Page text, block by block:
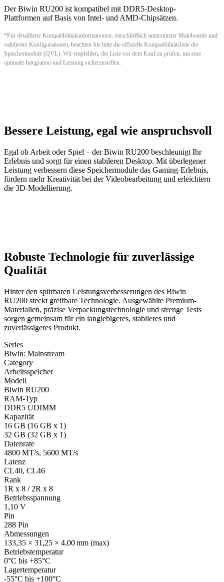
Der Biwin RU200 ist kompatibel mit DDR5-Desktop-
Plattformen auf Basis von Intel- und AMD-Chipsätzen.
*Für detaillierte Kompatibilitätsinformationen, einschließlich unterstützter Mainboards und
validierter Konfigurationen, beachten Sie bitte die offizielle Kompatibilitätsliste der
Speichermodule (QVL). Wir empfehlen, die Liste vor dem Kauf zu prüfen, um eine
optimale Integration und Leistung sicherzustellen.
Bessere Leistung, egal wie anspruchsvoll
Egal ob Arbeit oder Spiel – der Biwin RU200 beschleunigt Ihr
Erlebnis und sorgt für einen stabileren Desktop. Mit überlegener
Leistung verbessern diese Speichermodule das Gaming-Erlebnis,
fördern mehr Kreativität bei der Videobearbeitung und erleichtern
die 3D-Modellierung.
Robuste Technologie für zuverlässige
Qualität
Hinter den spürbaren Leistungsverbesserungen des Biwin
RU200 steckt greifbare Technologie. Ausgewählte Premium-
Materialien, präzise Verpackungstechnologie und strenge Tests
sorgen gemeinsam für ein langlebigeres, stabileres und
zuverlässigeres Produkt.
Series
Biwin: Mainstream
Category
Arbeitsspeicher
Modell
Biwin RU200
RAM-Typ
DDR5 UDIMM
Kapazität
16 GB (16 GB x 1)
32 GB (32 GB x 1)
Datenrate
4800 MT/s, 5600 MT/s
Latenz
CL40, CL46
Rank
1R x 8 / 2R x 8
Betriebsspannung
1,10 V
Pin
288 Pin
Abmessungen
133,35 × 31,25 × 4,00 mm (max)
Betriebstemperatur
0°C bis +85°C
Lagertemperatur
-55°C bis +100°C